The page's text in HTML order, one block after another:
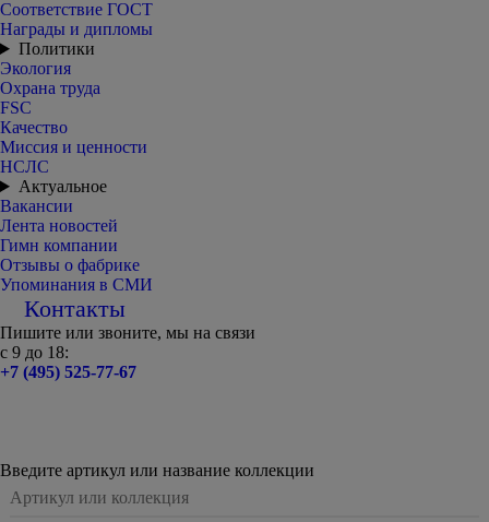
Соответствие ГОСТ
Награды и дипломы
Политики
Экология
Охрана труда
FSC
Качество
Миссия и ценности
НСЛС
Актуальное
Вакансии
Лента новостей
Гимн компании
Отзывы о фабрике
Упоминания в СМИ
Контакты
Пишите или звоните, мы на связи
с 9 до 18:
+7 (495) 525-77-67
Введите артикул или название коллекции